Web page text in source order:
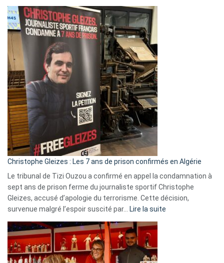
Boycott
Eurovision
2026
:
Pays-
Bas,
Espagne,
Irlande
et
Slovénie
rejettent
la
présence
d’Israël
Christophe Gleizes : Les 7 ans de prison confirmés en Algérie
Le tribunal de Tizi Ouzou a confirmé en appel la condamnation à
sept ans de prison ferme du journaliste sportif Christophe
Gleizes, accusé d’apologie du terrorisme. Cette décision,
survenue malgré l’espoir suscité par… Lire la suite